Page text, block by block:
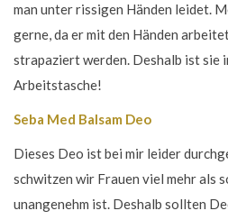
man unter rissigen Händen leidet.
gerne, da er mit den Händen
strapaziert werden. Deshalb ist sie
Arbeitstasche!
Seba Med Balsam Deo
Dieses Deo ist bei mir leider
schwitzen wir Frauen viel mehr als
unangenehm ist. Deshalb sollten